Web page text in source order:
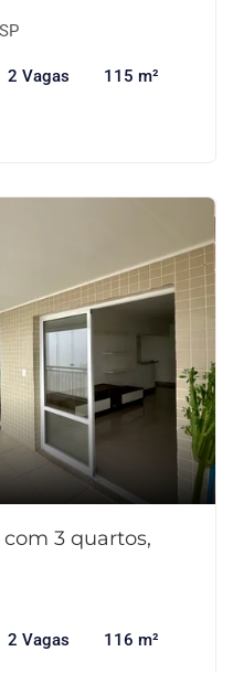
2 Vagas 115 m²
3 quartos,
2 Vagas 116 m²